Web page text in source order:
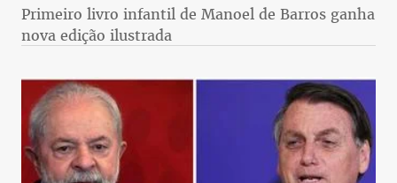
Primeiro livro infantil de Manoel de Barros ganha
nova edição ilustrada